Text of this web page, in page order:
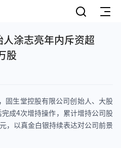
涂志亮年内斥资超
股
生堂控股有限公司创始人、大股
成4次增持操作，累计增持公司股
，以真金白银持续表达对公司前景